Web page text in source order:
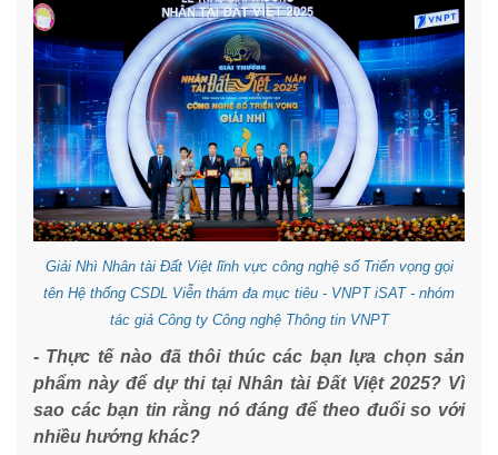
Giải Nhì Nhân tài Đất Việt lĩnh vực công nghệ số Triển vọng gọi
tên Hệ thống CSDL Viễn thám đa mục tiêu - VNPT iSAT - nhóm
tác giả Công ty Công nghệ Thông tin VNPT
- Thực tế nào đã thôi thúc các bạn lựa chọn sản
phẩm này để dự thi tại Nhân tài Đất Việt 2025? Vì
sao các bạn tin rằng nó đáng để theo đuổi so với
nhiều hướng khác?